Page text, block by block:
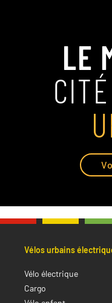
LE
Vélos urbains
Vélo électrique
Cargo